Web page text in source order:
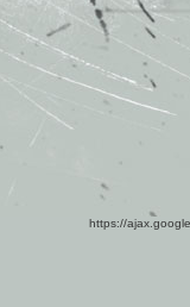
https://